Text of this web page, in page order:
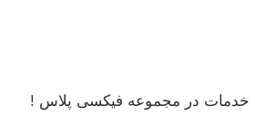
خدمات در مجموعه فیکسی پلاس !